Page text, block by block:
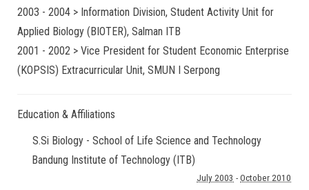
2003 - 2004 > Information Division, Student Activity Unit for
Applied Biology (BIOTER), Salman ITB
2001 - 2002 > Vice President for Student Economic Enterprise
(KOPSIS) Extracurricular Unit, SMUN I Serpong
Education & Affiliations
S.Si Biology - School of Life Science and Technology
Bandung Institute of Technology (ITB)
July 2003 - October 2010